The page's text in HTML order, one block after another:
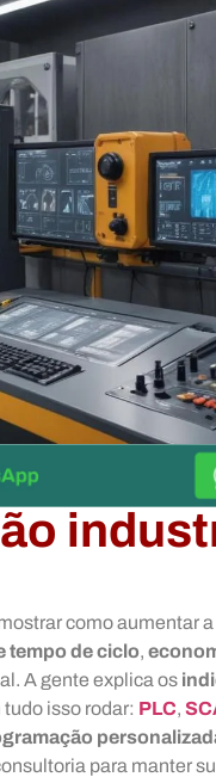
como aumentar
tempo de ciclo,
A gente explica os
isso rodar: PLC,
para manter